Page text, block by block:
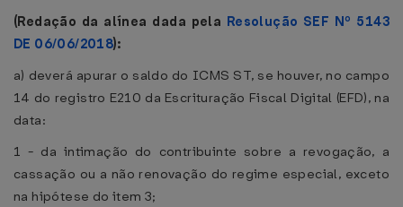
(Redação da alínea dada pela Resolução SEF Nº 5143
DE 06/06/2018):
a) deverá apurar o saldo do ICMS ST, se houver, no campo
14 do registro E210 da Escrituração Fiscal Digital (EFD), na
data:
1 - da intimação do contribuinte sobre a revogação, a
cassação ou a não renovação do regime especial, exceto
na hipótese do item 3;